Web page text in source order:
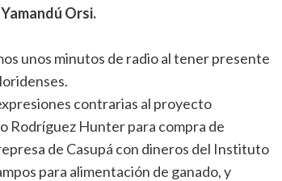
Orsi.
unos minutos de radio al tener presente
contrarias al proyecto
Rodríguez Hunter para compra de
de Casupá con dineros del Instituto
para alimentación de ganado, y